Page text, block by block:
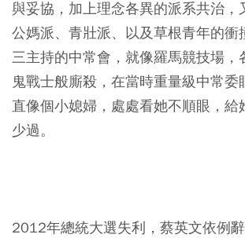
與妥協，加上理念各異的派系共治，
公媽派、青壯派、以及草根青年的衝
三主持的中常會，就像羅馬競技場，
鬼戰士般廝殺，在當時重量級中常委
直像個小媳婦，處處看她不順眼，給
少過。
2012年總統大選失利，蔡英文依例